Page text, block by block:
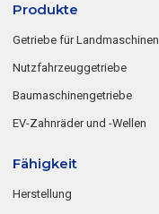
Produkte
Getriebe für Landmaschinen
Nutzfahrzeuggetriebe
Baumaschinengetriebe
EV-Zahnräder und -Wellen
Fähigkeit
Herstellung